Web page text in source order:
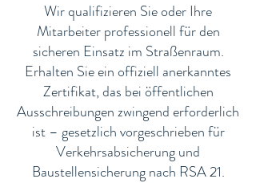
Wir qualifizieren Sie oder Ihre
Mitarbeiter professionell für den
sicheren Einsatz im Straßenraum.
Erhalten Sie ein offiziell anerkanntes
Zertifikat, das bei öffentlichen
Ausschreibungen zwingend erforderlich
ist – gesetzlich vorgeschrieben für
Verkehrsabsicherung und
Baustellensicherung nach RSA 21.